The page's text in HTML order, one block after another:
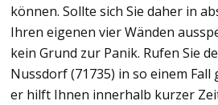
können. Sollte sich Sie daher in
Ihren eigenen vier Wänden
kein Grund zur Panik. Rufen Sie
Nussdorf (71735) in so einem Fall
er hilft Ihnen innerhalb kurzer